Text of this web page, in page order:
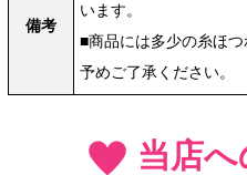
備考
います。
■商品には多少の糸ほ
予めご了承ください。
当店